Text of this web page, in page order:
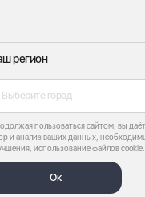
регион
Выберите город
пользоваться сайтом, вы
и анализ ваших данных,
использование файлов cookie.
Ок